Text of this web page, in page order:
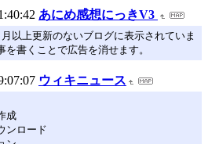
あにめ感想にっきV3
月以上更新のないブログに表示されていま
を書くことで広告を消せます。
ウィキニュース
成
ンロード